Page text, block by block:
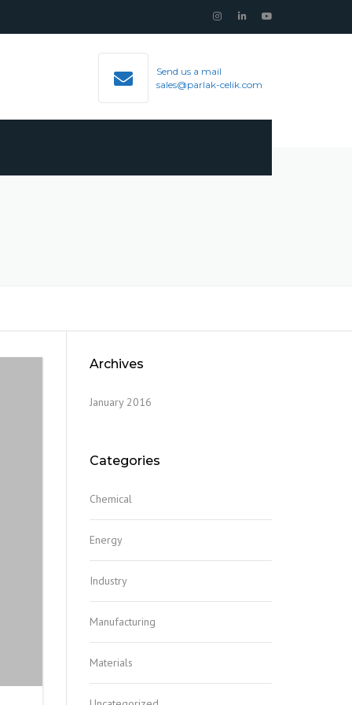
Send us a mail
sales@parlak-celik.com
Archives
January 2016
Categories
Chemical
Energy
Industry
Manufacturing
Materials